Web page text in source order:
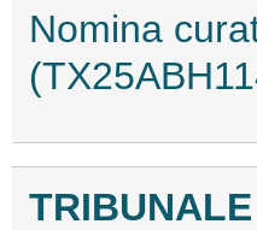
Nomina